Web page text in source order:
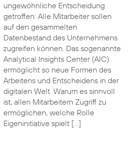
ungewöhnliche Entscheidung
getroffen: Alle Mitarbeiter sollen
auf den gesammelten
Datenbestand des Unternehmens
zugreifen können. Das sogenannte
Analytical Insights Center (AIC)
ermöglicht so neue Formen des
Arbeitens und Entscheidens in der
digitalen Welt. Warum es sinnvoll
ist, allen Mitarbeitern Zugriff zu
ermöglichen, welche Rolle
Eigeninitiative spielt […]